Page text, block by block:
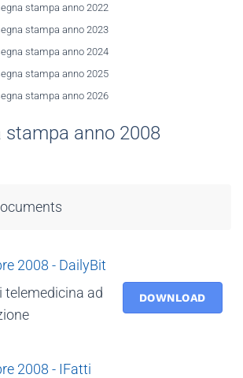
stampa anno 2022
stampa anno 2023
stampa anno 2024
stampa anno 2025
stampa anno 2026
stampa anno 2008
×
anno 2008
2008 - DailyBit
DOWNLOAD
telemedicina ad
2008 - IFatti